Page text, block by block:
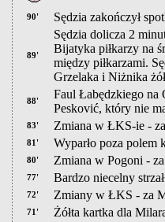
90' Sędzia zakończył
89'
Sędzia dolicza 2
Bijatyka piłkarzy na
między piłkarzami.
Grzelaka i Niżnika
88'
Faul Łabędzkiego na
Pesković, który nie
83' Zmiana w ŁKS-ie -
81' Wyparło poza polem
80' Zmiana w Pogoni -
77' Bardzo niecelny
72' Zmiany w ŁKS - za
71' Żółta kartka dla